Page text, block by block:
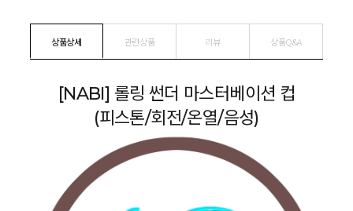
상품상세 관련상품 리뷰 상품Q&A
[NABI] 롤링 썬더 마스터베이션 컵
(피스톤/회전/온열/음성)